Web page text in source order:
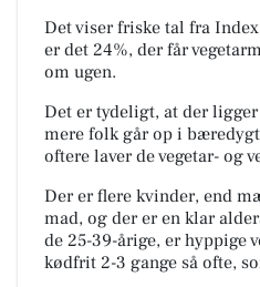
Det viser friske tal fra
er det 24%, der får
om ugen.
Det er tydeligt, at der
mere folk går op i
oftere laver de vegetar- og
Der er flere kvinder, end
mad, og der er en klar
de 25-39-årige, er hyppige
kødfrit 2-3 gange så ofte,